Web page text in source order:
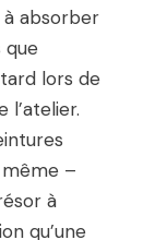
absorber
que
lors de
l’atelier.
–
à
qu’une